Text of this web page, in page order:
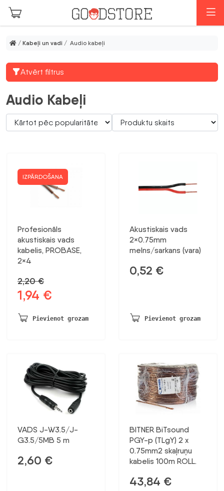
Skip to main content
/ Kabeļi un vadi / Audio kabeļi
Atvērt filtrus
Audio Kabeļi
IZPĀRDOŠANA
Profesionāls
akustiskais vads
kabelis, PROBASE,
2×4
2,20€
Sākotnējā
bija:
1,94 €
ir:
Pievienot grozam
Akustiskais vads
2×0.75mm
melns/sarkans (vara)
0,52 €
Pievienot grozam
VADS J-W3.5/J-
G3.5/5MB 5 m
2,60 €
BITNER BiTsound
PGY-p (TLgY) 2 x
0.75mm2 skaļruņu
kabelis 100m ROLL.
43,84 €